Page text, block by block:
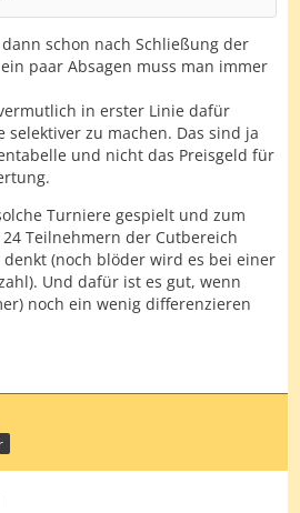
schon nach Schließung der
paar Absagen muss man immer
in erster Linie dafür
selektiver zu machen. Das sind ja
und nicht das Preisgeld für
Turniere gespielt und zum
Teilnehmern der Cutbereich
(noch blöder wird es bei einer
Und dafür ist es gut, wenn
noch ein wenig differenzieren